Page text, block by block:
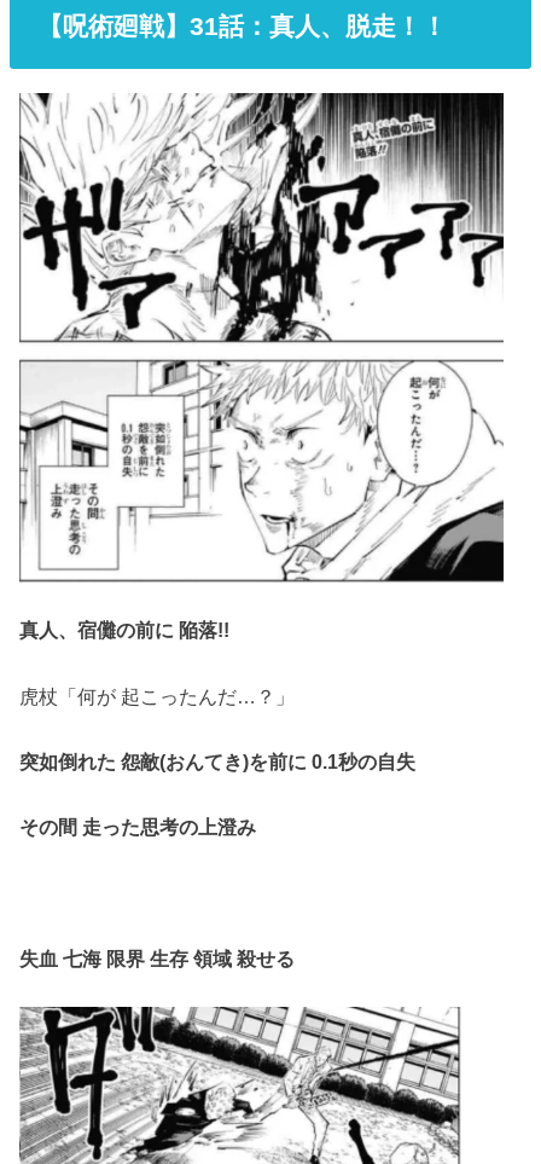
【呪術廻戦】31話：真人、脱走！！
真人、宿儺の前に 陥落!!
虎杖「何が 起こったんだ…？」
突如倒れた 怨敵(おんてき)を前に 0.1秒の自失
その間 走った思考の上澄み
失血 七海 限界 生存 領域 殺せる